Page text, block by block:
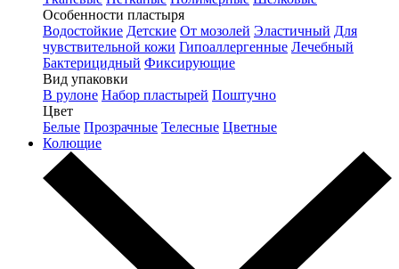
Особенности пластыря
Водостойкие Детские От мозолей Эластичный Для
чувствительной кожи Гипоаллергенные Лечебный
Бактерицидный Фиксирующие
Вид упаковки
В рулоне Набор пластырей Поштучно
Цвет
Белые Прозрачные Телесные Цветные
Колющие